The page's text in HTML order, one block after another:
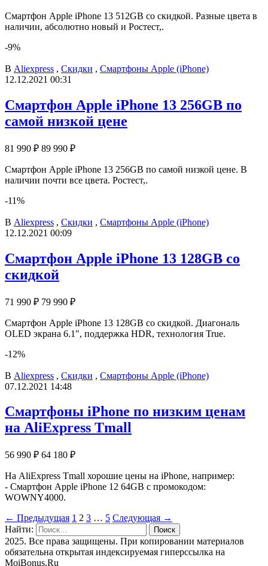
Смартфон Apple iPhone 13 512GB со скидкой. Разные цвета в
наличии, абсолютно новый и Ростест,.
-9%
В Aliexpress , Скидки , Смартфоны Apple (iPhone)
12.12.2021 00:31
Смартфон Apple iPhone 13 256GB по
самой низкой цене
81 990 ₽ 89 990 ₽
Смартфон Apple iPhone 13 256GB по самой низкой цене. В
наличии почти все цвета. Ростест,.
-11%
В Aliexpress , Скидки , Смартфоны Apple (iPhone)
12.12.2021 00:09
Смартфон Apple iPhone 13 128GB со
скидкой
71 990 ₽ 79 990 ₽
Смартфон Apple iPhone 13 128GB со скидкой. Диагональ
OLED экрана 6.1", поддержка HDR, технология True.
-12%
В Aliexpress , Скидки , Смартфоны Apple (iPhone)
07.12.2021 14:48
Смартфоны iPhone по низким ценам
на AliExpress Tmall
56 990 ₽ 64 180 ₽
На AliExpress Tmall хорошие цены на iPhone, например:
- Смартфон Apple iPhone 12 64GB с промокодом:
WOWNY4000.
← Предыдущая 1 2 3 … 5 Следующая →
Найти:
2025. Все права защищены. При копировании материалов
обязательна открытая индексируемая гиперссылка на
MoiBonus.Ru